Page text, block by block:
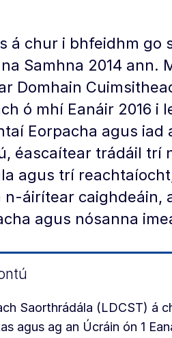
á chur i bhfeidhm go
Samhna 2014 ann.
Domhain
ó mhí Eanáir 2016 i
Eorpacha agus iad
éascaítear trádáil trí
agus trí
n-áirítear caighdeáin,
agus nósanna
Saorthrádála (LDCST) á
agus ag an Úcráin ón 1